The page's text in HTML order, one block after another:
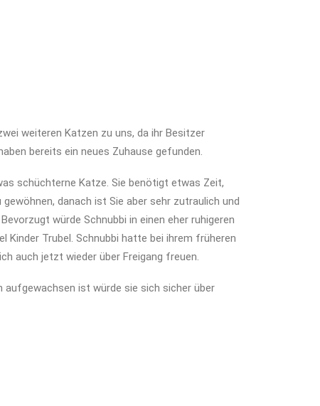
weiteren Katzen zu uns, da ihr Besitzer
bereits ein neues Zuhause gefunden.
schüchterne Katze. Sie benötigt etwas Zeit,
danach ist Sie aber sehr zutraulich und
würde Schnubbi in einen eher ruhigeren
Kinder Trubel. Schnubbi hatte bei ihrem früheren
auch jetzt wieder über Freigang freuen.
aufgewachsen ist würde sie sich sicher über